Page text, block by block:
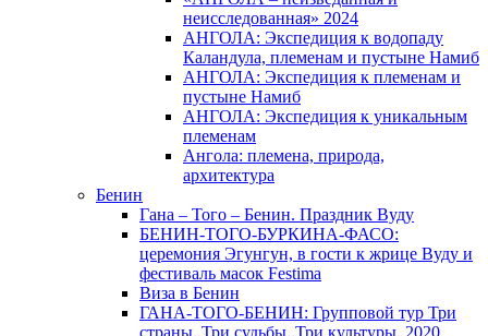
неисследованная» 2024
АНГОЛА: Экспедиция к водопаду
Каландула, племенам и пустыне Намиб
АНГОЛА: Экспедиция к племенам и
пустыне Намиб
АНГОЛА: Экспедиция к уникальным
племенам
Ангола: племена, природа,
архитектура
Бенин
Гана – Того – Бенин. Праздник Вуду
БЕНИН-ТОГО-БУРКИНА-ФАСО:
церемония Эгунгун, в гости к жрице Вуду и
фестиваль масок Festima
Виза в Бенин
ГАНА-ТОГО-БЕНИН: Групповой тур Три
страны. Три судьбы. Три культуры. 2020